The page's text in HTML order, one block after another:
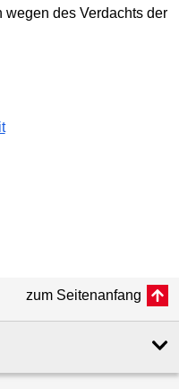
wegen des Verdachts der
zum Seitenanfang